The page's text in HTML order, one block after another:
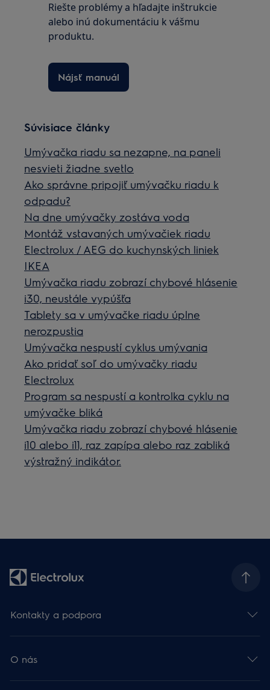
Riešte problémy a hľadajte inštrukcie
alebo inú dokumentáciu k vášmu
produktu.
Nájsť manuál
Súvisiace články
Umývačka riadu sa nezapne, na paneli
nesvieti žiadne svetlo
Ako správne pripojiť umývačku riadu k
odpadu?
Na dne umývačky zostáva voda
Montáž vstavaných umývačiek riadu
Electrolux / AEG do kuchynských liniek
IKEA
Umývačka riadu zobrazí chybové hlásenie
i30, neustále vypúšťa
Tablety sa v umývačke riadu úplne
nerozpustia
Umývačka nespustí cyklus umývania
Ako pridať soľ do umývačky riadu
Electrolux
Program sa nespustí a kontrolka cyklu na
umývačke bliká
Umývačka riadu zobrazí chybové hlásenie
i10 alebo i11, raz zapípa alebo raz zabliká
výstražný indikátor.
Kontakty a podpora
O nás